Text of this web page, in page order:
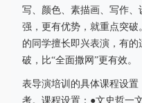
写、颜色、素描画、写作
强，更有优势，就重点突
的同学擅长即兴表演，有
破，比“全面撒网”更有效。
表导演培训的具体课程设
考。课程设置：●文史哲一